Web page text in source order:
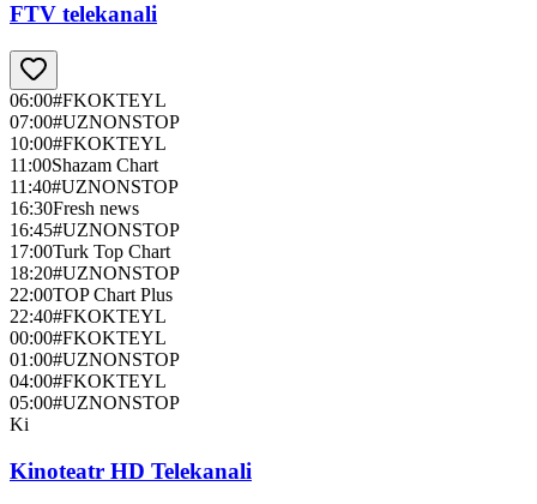
FTV telekanali
06:00#FKOKTEYL
07:00#UZNONSTOP
10:00#FKOKTEYL
11:00Shazam Chart
11:40#UZNONSTOP
16:30Fresh news
16:45#UZNONSTOP
17:00Turk Top Chart
18:20#UZNONSTOP
22:00TOP Chart Plus
22:40#FKOKTEYL
00:00#FKOKTEYL
01:00#UZNONSTOP
04:00#FKOKTEYL
05:00#UZNONSTOP
Ki
Kinoteatr HD Telekanali